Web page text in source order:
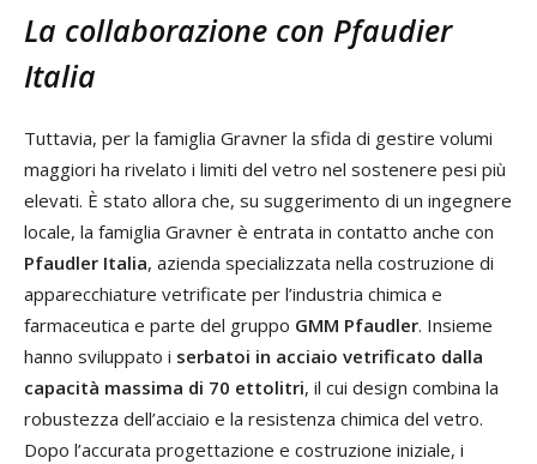
La collaborazione con Pfaudier
Italia
Tuttavia, per la famiglia Gravner la sfida di gestire volumi
maggiori ha rivelato i limiti del vetro nel sostenere pesi più
elevati. È stato allora che, su suggerimento di un ingegnere
locale, la famiglia Gravner è entrata in contatto anche con
Pfaudler Italia, azienda specializzata nella costruzione di
apparecchiature vetrificate per l’industria chimica e
farmaceutica e parte del gruppo GMM Pfaudler. Insieme
hanno sviluppato i serbatoi in acciaio vetrificato dalla
capacità massima di 70 ettolitri, il cui design combina la
robustezza dell’acciaio e la resistenza chimica del vetro.
Dopo l’accurata progettazione e costruzione iniziale, i